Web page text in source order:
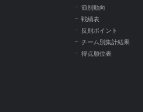
節別動向
戦績表
反則ポイント
チーム別集計結果
得点順位表